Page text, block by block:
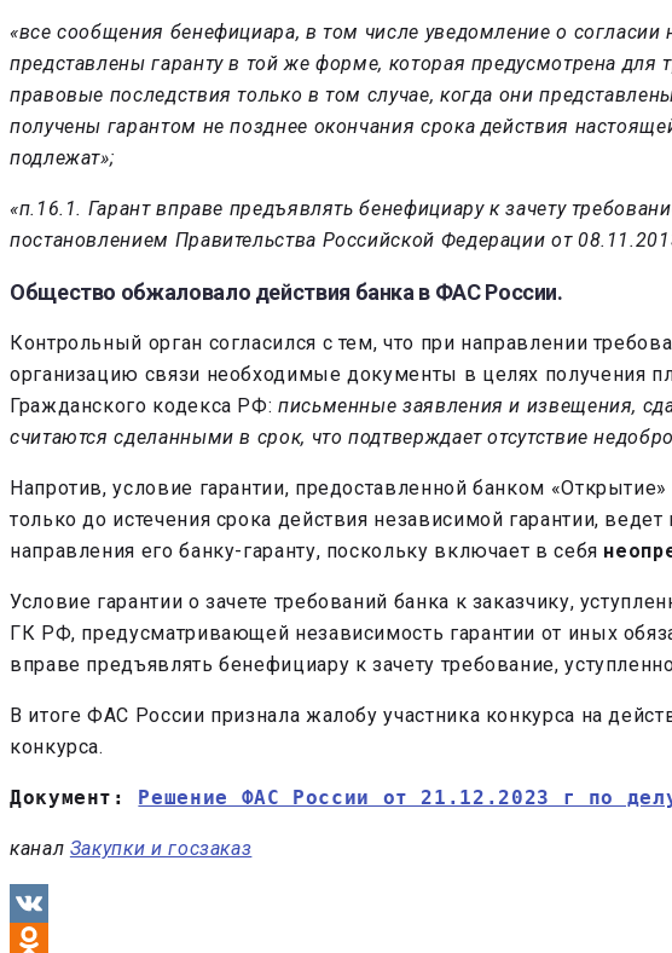
«все сообщения бенефициара, в том числе уведомление о
представлены гаранту в той же форме, которая предусмотрена
правовые последствия только в том случае, когда они
получены гарантом не позднее окончания срока действия
подлежат»;
«п.16.1. Гарант вправе предъявлять бенефициару к зачету
постановлением Правительства Российской Федерации от
Общество обжаловало действия банка в ФАС России.
Контрольный орган согласился с тем, что при направлении
организацию связи необходимые документы в целях получения
Гражданского кодекса РФ: письменные заявления и извещения,
считаются сделанными в срок, что подтверждает отсутствие
Напротив, условие гарантии, предоставленной банком
только до истечения срока действия независимой гарантии,
направления его банку-гаранту, поскольку включает в себя
Условие гарантии о зачете требований банка к заказчику,
ГК РФ, предусматривающей независимость гарантии от иных
вправе предъявлять бенефициару к зачету требование,
В итоге ФАС России признала жалобу участника конкурса на
конкурса.
Документ: Решение ФАС России от 21.12.2023 г по
канал Закупки и госзаказ
VK